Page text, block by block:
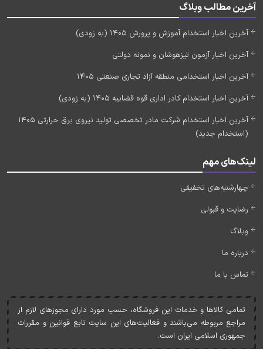
آخرین مطالب وبلاگ
آخرین اخبار استخدام آموزش و پرورش 1405 (به زودی)
آخرین اخبار آزمون تیزهوشان و نمونه دولتی
آخرین اخبار استخدامی منطقه آزاد تجاری صنعتی 1405
آخرین اخبار استخدام کادر اداری قوه قضاییه 1405 (به زودی)
آخرین اخبار استخدام شرکت مادر تخصصی تولید نیروی برق حرارتی 1405
(استخدام جدید)
لینک‌های مهم
چهارشنبه‌های تخفیفی
رضایت و قبولی
وبلاگ
درباره ما
تماس با ما
تمامی کالاها و خدمات اين فروشگاه، حسب مورد دارای مجوزهای لازم از
مراجع مربوطه می‌باشند و فعاليت‌های اين سايت تابع قوانين و مقررات
جمهوری اسلامی ايران است.